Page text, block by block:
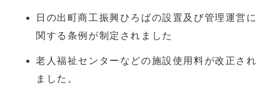
日の出町商工振興ひろばの設置及び管理運営に
関する条例が制定されました
老人福祉センターなどの施設使用料が改正され
ました。